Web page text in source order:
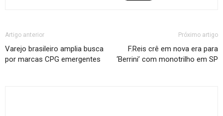
Artigo anterior
Varejo brasileiro amplia busca
por marcas CPG emergentes
Próximo artigo
F.Reis crê em nova era para
‘Berrini’ com monotrilho em SP